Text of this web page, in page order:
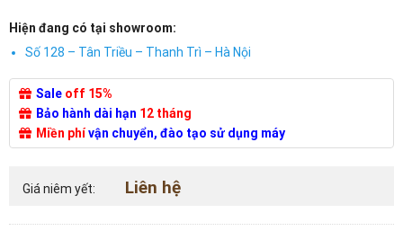
Hiện đang có tại showroom:
Số 128 – Tân Triều – Thanh Trì – Hà Nội
Sale off 15%
Bảo hành dài hạn 12 tháng
Miền phívận chuyển, đào tạo sử dụng máy
Giá niêm yết: Liên hệ